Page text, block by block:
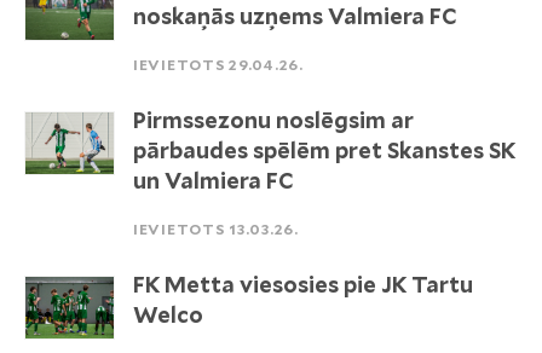
noskaņās uzņems Valmiera FC
IEVIETOTS 29.04.26.
Pirmssezonu noslēgsim ar
pārbaudes spēlēm pret Skanstes SK
un Valmiera FC
IEVIETOTS 13.03.26.
FK Metta viesosies pie JK Tartu
Welco